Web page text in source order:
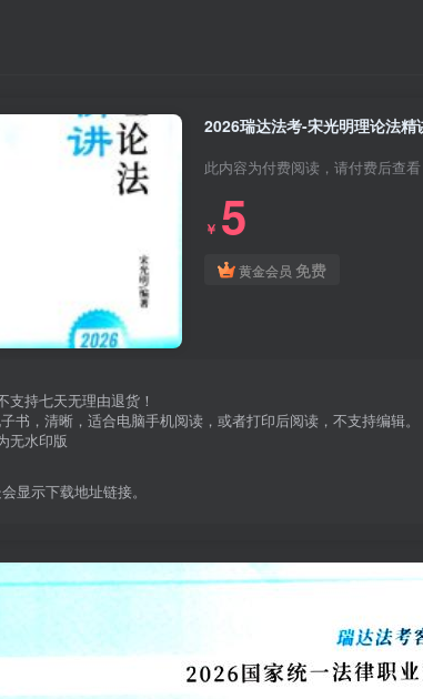
2026瑞达法考-宋光明理论法
此内容为付费阅读，请付费后查看
￥ 5
黄金会员 免费
支持七天无理由退货！
书，清晰，适合电脑手机阅读，或者打印后阅读，不支持编辑。
无水印版
显示下载地址链接。